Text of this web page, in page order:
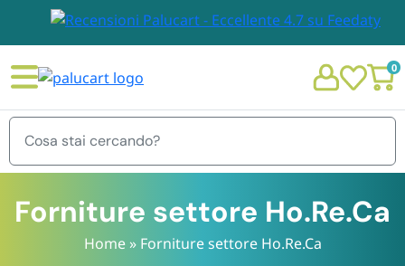
0
Forniture settore Ho.Re.Ca
Home» Forniture settore Ho.Re.Ca